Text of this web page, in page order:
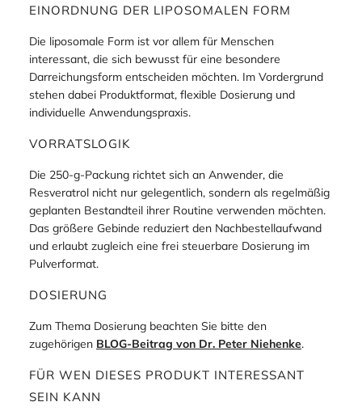
EINORDNUNG DER LIPOSOMALEN FORM
Die liposomale Form ist vor allem für Menschen
interessant, die sich bewusst für eine besondere
Darreichungsform entscheiden möchten. Im Vordergrund
stehen dabei Produktformat, flexible Dosierung und
individuelle Anwendungspraxis.
VORRATSLOGIK
Die 250-g-Packung richtet sich an Anwender, die
Resveratrol nicht nur gelegentlich, sondern als regelmäßig
geplanten Bestandteil ihrer Routine verwenden möchten.
Das größere Gebinde reduziert den Nachbestellaufwand
und erlaubt zugleich eine frei steuerbare Dosierung im
Pulverformat.
DOSIERUNG
Zum Thema Dosierung beachten Sie bitte den
zugehörigen BLOG-Beitrag von Dr. Peter Niehenke.
FÜR WEN DIESES PRODUKT INTERESSANT
SEIN KANN